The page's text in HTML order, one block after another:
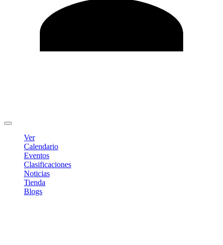
Ver
Calendario
Eventos
Clasificaciones
Noticias
Tienda
Blogs